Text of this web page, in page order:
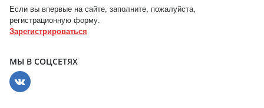
Если вы впервые на сайте, заполните, пожалуйста,
регистрационную форму.
Зарегистрироваться
МЫ В СОЦСЕТЯХ